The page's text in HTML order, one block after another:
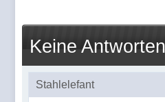
Keine
Stahlelefant